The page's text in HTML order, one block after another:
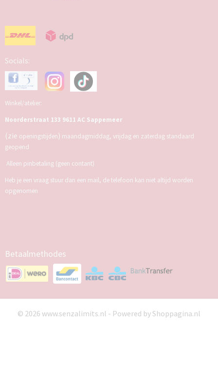
Socials:
Winkel/atelier:
Noorderstraat 133 9611 AC Sappemeer
(zie openingstijden) maandagmiddag, vrijdag en zaterdag standaard
geopend
Alleen pinbetaling (geen contant)
Heb je een vraag stuur dan een mail, de telefoon kan niet altijd worden
opgenomen
Betaalmethodes
© 2026 www.senzalimits.nl - Powered by Shoppagina.nl